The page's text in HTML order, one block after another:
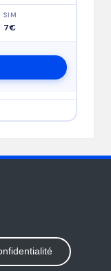
SIM
7€